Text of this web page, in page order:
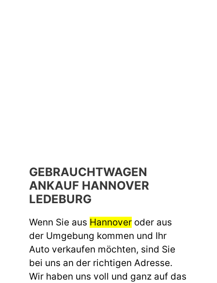
GEBRAUCHTWAGEN
ANKAUF HANNOVER
LEDEBURG
Wenn Sie aus Hannover oder aus
der Umgebung kommen und Ihr
Auto verkaufen möchten, sind Sie
bei uns an der richtigen Adresse.
Wir haben uns voll und ganz auf das